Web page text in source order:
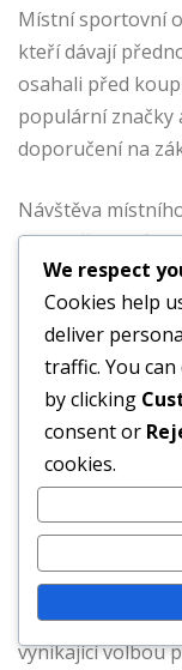
Místní sportovní
kteří dávají
osahali před
populární
doporučení na
Návštěva
ohledně
znalého
nákladům na
s
Specializované
zaměřují
vynikající volbou
We respect
Cookies help
deliver
traffic. You
by clicking
consent or
cookies.